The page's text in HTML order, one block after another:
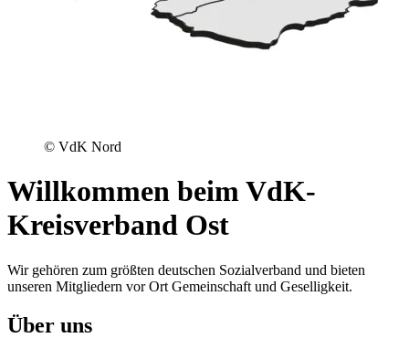
© VdK Nord
Willkommen beim VdK-
Kreisverband Ost
Wir gehören zum größten deutschen Sozialverband und bieten
unseren Mitgliedern vor Ort Gemeinschaft und Geselligkeit.
Über uns